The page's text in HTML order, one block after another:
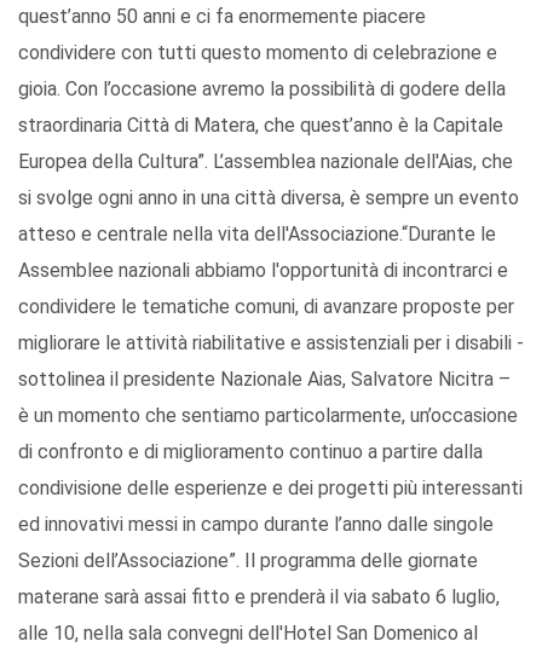
quest’anno 50 anni e ci fa enormemente piacere
condividere con tutti questo momento di celebrazione e
gioia. Con l’occasione avremo la possibilità di godere della
straordinaria Città di Matera, che quest’anno è la Capitale
Europea della Cultura”. L’assemblea nazionale dell'Aias, che
si svolge ogni anno in una città diversa, è sempre un evento
atteso e centrale nella vita dell'Associazione.“Durante le
Assemblee nazionali abbiamo l'opportunità di incontrarci e
condividere le tematiche comuni, di avanzare proposte per
migliorare le attività riabilitative e assistenziali per i disabili -
sottolinea il presidente Nazionale Aias, Salvatore Nicitra –
è un momento che sentiamo particolarmente, un’occasione
di confronto e di miglioramento continuo a partire dalla
condivisione delle esperienze e dei progetti più interessanti
ed innovativi messi in campo durante l’anno dalle singole
Sezioni dell’Associazione”. Il programma delle giornate
materane sarà assai fitto e prenderà il via sabato 6 luglio,
alle 10, nella sala convegni dell'Hotel San Domenico al